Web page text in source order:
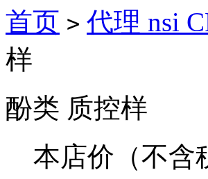
首页 > 代理 nsi
样
酚类 质控样
本店价（不含